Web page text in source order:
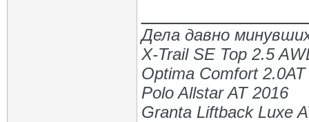
Дела давно
X-Trail SE Top 2.5
Optima Comfort
Polo Allstar AT 2016
Granta Liftback Luxe